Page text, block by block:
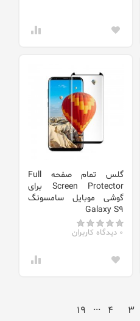
گلس تمام صفحه Full
Screen Protector برای
گوشی موبایل سامسونگ
Galaxy S9
0 دیدگاه کاربران
3
4
...
19